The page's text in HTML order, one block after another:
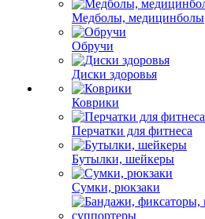
Медболы, медицинболы
Обручи
Диски здоровья
Коврики
Перчатки для фитнеса
Бутылки, шейкеры
Сумки, рюкзаки